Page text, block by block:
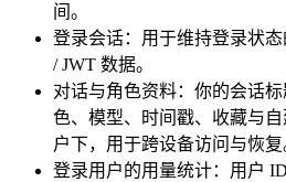
间。
登录会话：用于维持登录状
/ JWT 数据。
对话与角色资料：你的会话
色、模型、时间戳、收藏与
户下，用于跨设备访问与恢复
登录用户的用量统计：用户